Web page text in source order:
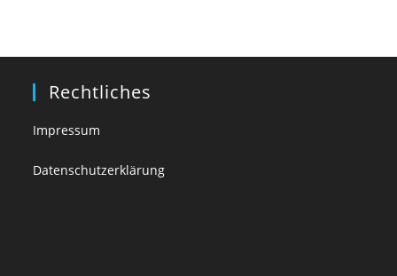
Rechtliches
Impressum
Datenschutzerklärung